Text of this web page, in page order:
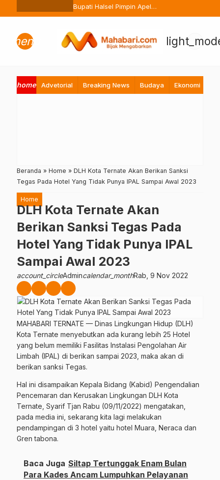
Ternate Buang Sembarangan
Bupati Halsel Pimpin Apel
Perdana Pasca Lebaran, Tekan
menu
home Advetorial Breaking News Budaya Ekonomi
Beranda » Home » DLH Kota Ternate Akan Berikan Sanksi
Tegas Pada Hotel Yang Tidak Punya IPAL Sampai Awal 2023
Home
DLH Kota Ternate Akan
Berikan Sanksi Tegas Pada
Hotel Yang Tidak Punya IPAL
Sampai Awal 2023
account_circleAdmincalendar_monthRab, 9 Nov 2022
MAHABARI TERNATE — Dinas Lingkungan Hidup (DLH)
Kota Ternate menyebutkan ada kurang lebih 25 Hotel
yang belum memiliki Fasilitas Instalasi Pengolahan Air
Limbah (IPAL) di berikan sampai 2023, maka akan di
berikan sanksi Tegas.
Hal ini disampaikan Kepala Bidang (Kabid) Pengendalian
Pencemaran dan Kerusakan Lingkungan DLH Kota
Ternate, Syarif Tjan Rabu (09/11/2022) mengatakan,
pada media ini, sekarang kita lagi melakukan
pendampingan di 3 hotel yaitu hotel Muara, Neraca dan
Gren tabona.
Baca Juga Siltap Tertunggak Enam Bulan
Para Kades Ancam Lumpuhkan Pelayanan